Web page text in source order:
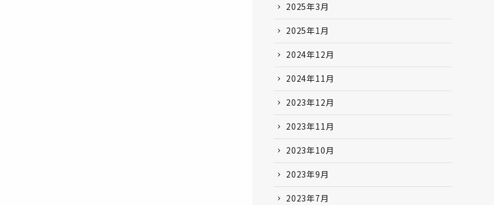
2025年3月
2025年1月
2024年12月
2024年11月
2023年12月
2023年11月
2023年10月
2023年9月
2023年7月